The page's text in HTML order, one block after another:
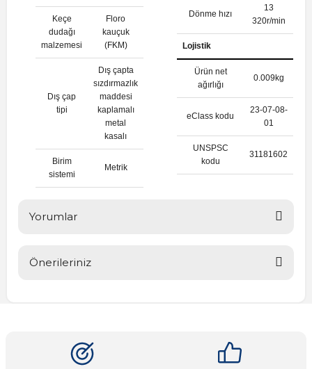
Keçe
dudağı
malzemesi
Floro
kauçuk
(FKM)
Dış çap
tipi
Dış çapta
sızdırmazlık
maddesi
kaplamalı
metal
kasalı
Birim
sistemi
Metrik
Dönme hızı
13
320r/min
Lojistik
Ürün net
ağırlığı
0.009kg
eClass kodu
23-07-08-
01
UNSPSC
kodu
31181602
Yorumlar
Önerileriniz
Görüş ve önerileriniz için teşekkür ederiz.